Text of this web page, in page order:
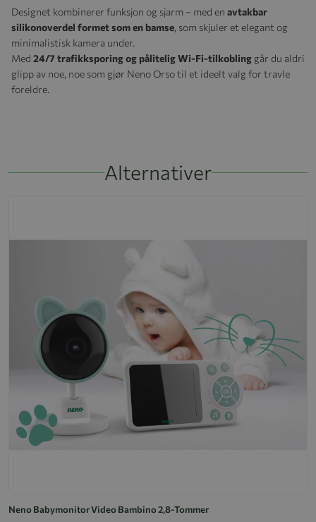
Designet kombinerer funksjon og sjarm – med en avtakbar
silikonoverdel formet som en bamse, som skjuler et elegant og
minimalistisk kamera under.
Med 24/7 trafikksporing og pålitelig Wi-Fi-tilkobling går du aldri
glipp av noe, noe som gjør Neno Orso til et ideelt valg for travle
foreldre.
Alternativer
Neno Babymonitor Video Bambino 2,8-Tommer